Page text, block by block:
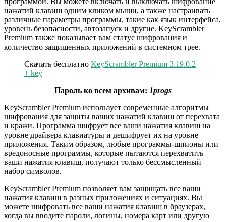
нажатий клавиш одним кликом мыши, а также настраивать
различные параметры программы, такие как язык интерфейса,
уровень безопасности, автозапуск и другие. KeyScrambler
Premium также показывает вам статус шифрования и
количество защищенных приложений в системном трее.
Скачать бесплатно KeyScrambler Premium 3.19.0.2
+ key
Пароль ко всем архивам: 1progs
KeyScrambler Premium использует современные алгоритмы
шифрования для защиты ваших нажатий клавиш от перехвата
и кражи. Программа шифрует все ваши нажатия клавиш на
уровне драйвера клавиатуры и дешифрует их на уровне
приложения. Таким образом, любые программы-шпионы или
вредоносные программы, которые пытаются перехватить
ваши нажатия клавиш, получают только бессмысленный
набор символов.
KeyScrambler Premium позволяет вам защищать все ваши
нажатия клавиш в разных приложениях и ситуациях. Вы
можете шифровать все ваши нажатия клавиш в браузерах,
когда вы вводите пароли, логины, номера карт или другую